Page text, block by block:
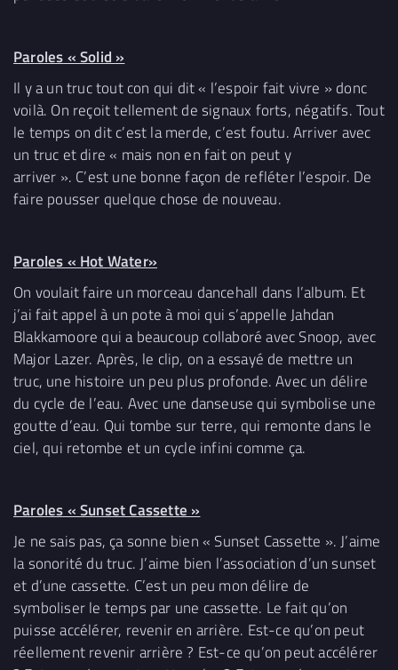
Paroles « Solid »
Il y a un truc tout con qui dit « l’espoir fait vivre » donc
voilà. On reçoit tellement de signaux forts, négatifs. Tout
le temps on dit c’est la merde, c’est foutu. Arriver avec
un truc et dire « mais non en fait on peut y
arriver ». C’est une bonne façon de refléter l’espoir. De
faire pousser quelque chose de nouveau.
Paroles « Hot Water»
On voulait faire un morceau dancehall dans l’album. Et
j’ai fait appel à un pote à moi qui s’appelle Jahdan
Blakkamoore qui a beaucoup collaboré avec Snoop, avec
Major Lazer. Après, le clip, on a essayé de mettre un
truc, une histoire un peu plus profonde. Avec un délire
du cycle de l’eau. Avec une danseuse qui symbolise une
goutte d’eau. Qui tombe sur terre, qui remonte dans le
ciel, qui retombe et un cycle infini comme ça.
Paroles « Sunset Cassette »
Je ne sais pas, ça sonne bien « Sunset Cassette ». J’aime
la sonorité du truc. J’aime bien l’association d’un sunset
et d’une cassette. C’est un peu mon délire de
symboliser le temps par une cassette. Le fait qu’on
puisse accélérer, revenir en arrière. Est-ce qu’on peut
réellement revenir arrière ? Est-ce qu’on peut accélérer